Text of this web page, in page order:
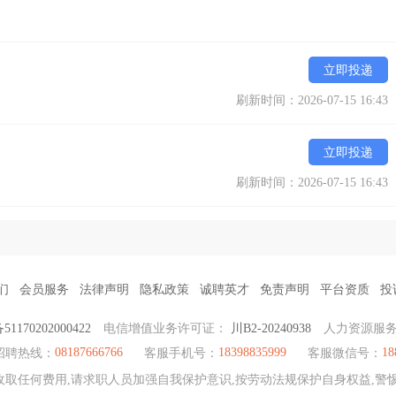
立即投递
刷新时间：2026-07-15 16:43
立即投递
刷新时间：2026-07-15 16:43
会员服务 法律声明 隐私政策 诚聘英才 免责声明 平台资质 投
电信增值业务许可证： 川B2-20240938
人力资源服
聘热线： 08187666766 客服手机号： 18398835999 客服微信号：
取任何费用,请求职人员加强自我保护意识,按劳动法规保护自身权益,警